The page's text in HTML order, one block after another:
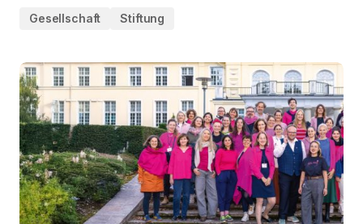
Gesellschaft Stiftung